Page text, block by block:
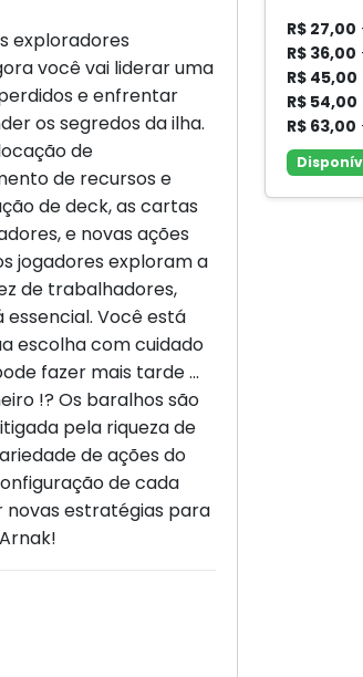
exploradores
você vai liderar uma
e enfrentar
os segredos da ilha.
de
de recursos e
de deck, as cartas
e novas ações
jogadores exploram a
de trabalhadores,
Você está
escolha com cuidado
fazer mais tarde ...
!? Os baralhos são
pela riqueza de
de ações do
de cada
novas estratégias para
R$ 27,00
R$ 36,00
R$ 45,00
R$ 54,00
R$ 63,00